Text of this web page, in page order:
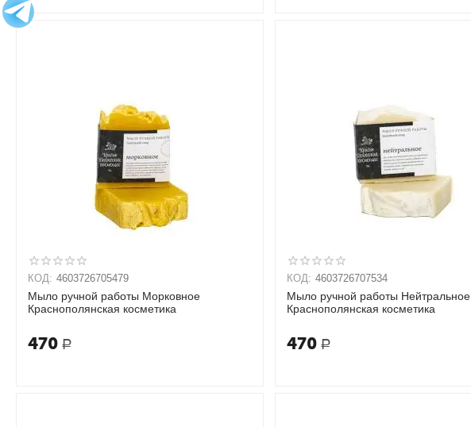
КОД: 4603726705479
Мыло ручной работы Морковное
Краснополянская косметика
470 Р
КОД: 4603726707534
Мыло ручной работы Нейтральное
Краснополянская косметика
470 Р